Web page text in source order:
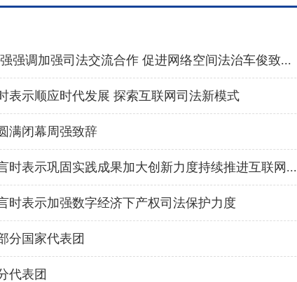
强调加强司法交流合作 促进网络空间法治车俊致...
表示顺应时代发展 探索互联网司法新模式
满闭幕周强致辞
时表示巩固实践成果加大创新力度持续推进互联网...
时表示加强数字经济下产权司法保护力度
分国家代表团
代表团